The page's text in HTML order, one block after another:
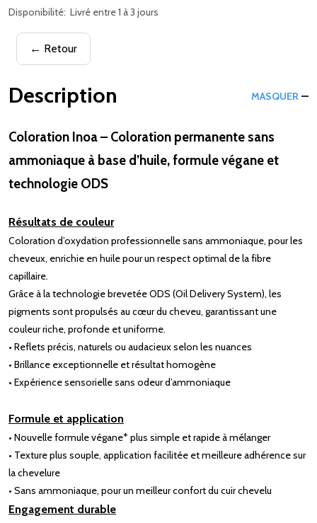
Disponibilité: Livré entre 1 à 3 jours
← Retour
Description MASQUER
Coloration Inoa – Coloration permanente sans
ammoniaque à base d’huile, formule végane et
technologie ODS
Résultats de couleur
Coloration d’oxydation professionnelle sans ammoniaque, pour les
cheveux, enrichie en huile pour un respect optimal de la fibre
capillaire.
Grâce à la technologie brevetée ODS (Oil Delivery System), les
pigments sont propulsés au cœur du cheveu, garantissant une
couleur riche, profonde et uniforme.
• Reflets précis, naturels ou audacieux selon les nuances
• Brillance exceptionnelle et résultat homogène
• Expérience sensorielle sans odeur d’ammoniaque
Formule et application
• Nouvelle formule végane* plus simple et rapide à mélanger
• Texture plus souple, application facilitée et meilleure adhérence sur
la chevelure
• Sans ammoniaque, pour un meilleur confort du cuir chevelu
Engagement durable